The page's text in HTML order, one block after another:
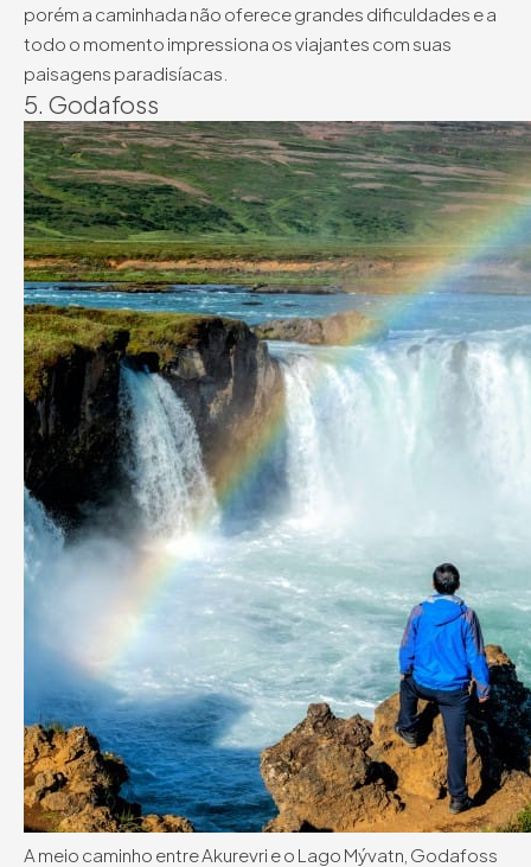
porém a caminhada não oferece grandes dificuldades e a
todo o momento impressiona os viajantes com suas
paisagens paradisíacas.
5. Godafoss
A meio caminho entre Akurevri e o Lago Mývatn, Godafoss